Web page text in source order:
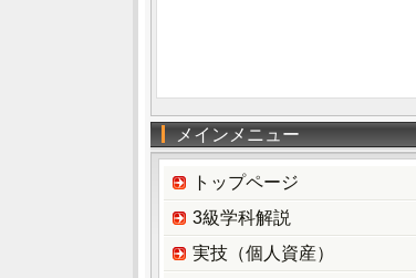
メインメニュー
トップページ
3級学科解説
実技（個人資産）